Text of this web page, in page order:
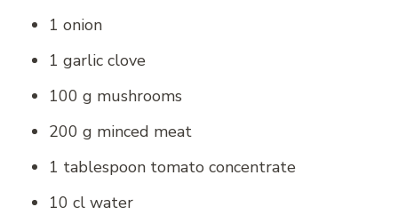
1 onion
1 garlic clove
100 g mushrooms
200 g minced meat
1 tablespoon tomato concentrate
10 cl water